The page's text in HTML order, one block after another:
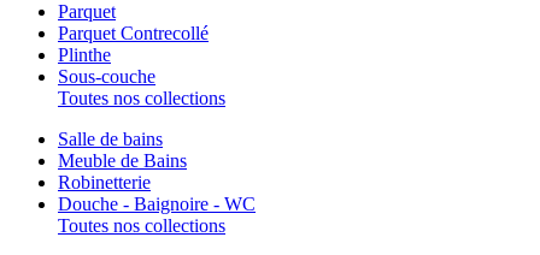
Parquet
Parquet Contrecollé
Plinthe
Sous-couche
Toutes nos collections
Salle de bains
Meuble de Bains
Robinetterie
Douche - Baignoire - WC
Toutes nos collections